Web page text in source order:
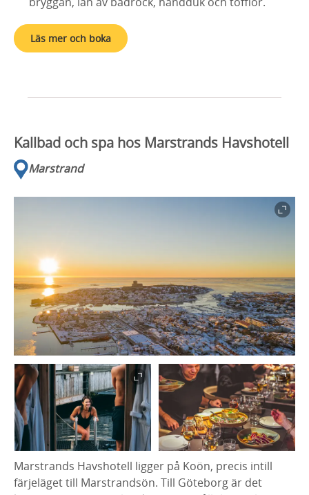
Läs mer och boka
Kallbad och spa hos Marstrands Havshotell
Marstrand
Marstrands Havshotell ligger på Koön, precis intill
färjeläget till Marstrandsön. Till Göteborg är det